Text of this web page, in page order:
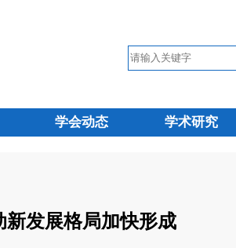
学会动态 学术研究
发展格局加快形成